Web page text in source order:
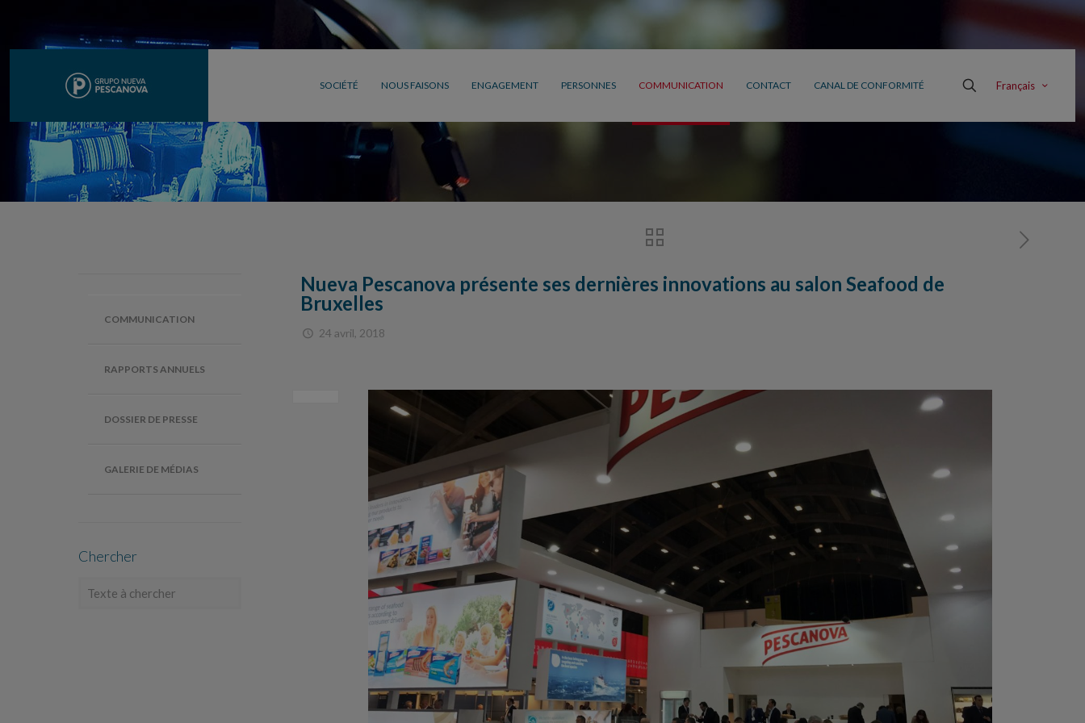
SOCIÉTÉ NOUS FAISONS ENGAGEMENT PERSONNES COMMUNICATION CONTACT CANAL DE CONFORMITÉ Français
Nueva Pescanova présente ses dernières innovations au salon Seafood de
Bruxelles
24 avril, 2018
COMMUNICATION
RAPPORTS ANNUELS
DOSSIER DE PRESSE
GALERIE DE MÉDIAS
Chercher